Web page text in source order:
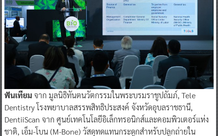
ฟันเทียม จาก มูลนิธิทันตนวัตกรรมในพระบรมราชูปถัมภ์, Tele
Dentistry โรงพยาบาลสรรพสิทธิประสงค์ จังหวัดอุบลราชธานี,
DentiiScan จาก ศูนย์เทคโนโลยีอิเล็กทรอนิกส์และคอมพิวเตอร์แห่ง
ชาติ, เอ็ม-โบน (M-Bone) วัสดุทดแทนกระดูกสำหรับปลูกถ่ายใน